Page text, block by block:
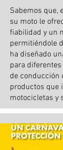
Sabemos que,
su moto le
fiabilidad y un
permitiéndole
ha diseñado
para
de conducción
productos que
motocicletas y